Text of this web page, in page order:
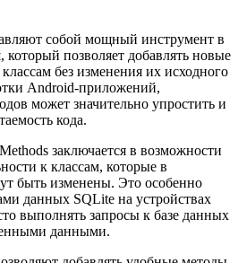
собой мощный инструмент в
позволяет добавлять новые
без изменения их исходного
Android-приложений,
может значительно упростить и
кода.
заключается в возможности
к классам, которые в
быть изменены. Это особенно
данных SQLite на устройствах
выполнять запросы к базе данных
данными.